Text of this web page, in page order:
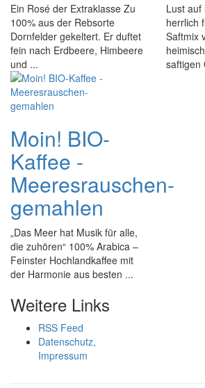
Ein Rosé der Extraklasse Zu
100% aus der Rebsorte
Dornfelder gekeltert. Er duftet
fein nach Erdbeere, Himbeere
und ...
Lust auf
herrlich
Saftmix
saftigen
Moin! BIO-
Kaffee -
Meeresrauschen-
gemahlen
„Das Meer hat Musik für alle,
die zuhören“ 100% Arabica –
Feinster Hochlandkaffee mit
der Harmonie aus besten ...
Weitere Links
RSS Feed
Datenschutz,
Impressum